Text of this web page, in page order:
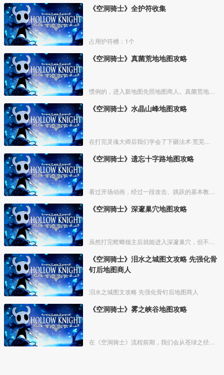
《空洞骑士》全护符收集
占用护符槽：1个
《空洞骑士》真菌荒地地图攻略
《空洞骑士》水晶山峰地图攻略
《空洞骑士》遗忘十字路地图攻略
《空洞骑士》深邃巢穴地图攻略
《空洞骑士》泪水之城图文攻略 先强化骨
钉后地图商人
泪水之城图文攻略 先强化骨钉后地图商人
《空洞骑士》雾之峡谷地图攻略